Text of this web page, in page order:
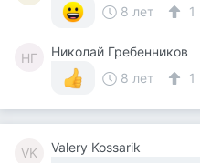
8 лет
1
НГ
Николай Гребенников
8 лет
1
VK Valery Kossarik